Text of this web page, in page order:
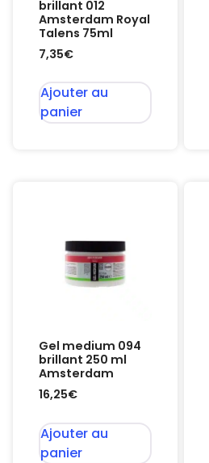
brillant 012
Amsterdam Royal
Talens 75ml
7,35€
Ajouter au
panier
Gel medium 094
brillant 250 ml
Amsterdam
16,25€
Ajouter au
panier